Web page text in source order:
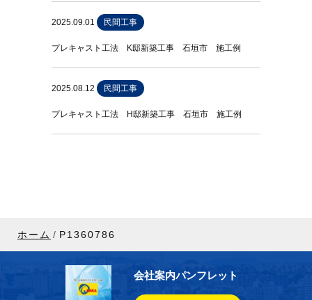
2025.09.01 民間工事
プレキャスト工法 K邸新築工事 石垣市 施工例
2025.08.12 民間工事
プレキャスト工法 H邸新築工事 石垣市 施工例
ホーム P1360786
会社案内パンフレット